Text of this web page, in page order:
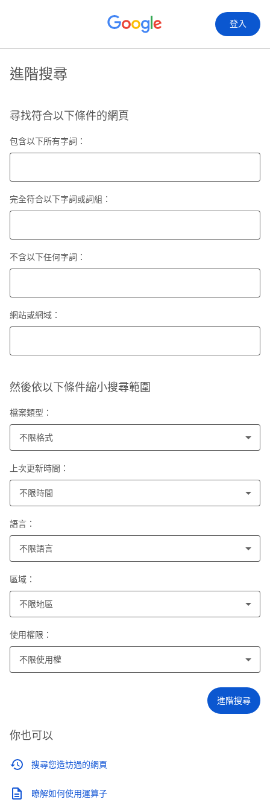
登入
進階搜尋
尋找符合以下條件的網頁
包含以下所有字詞：
完全符合以下字詞或詞組：
不含以下任何字詞：
網站或網域：
然後依以下條件縮小搜尋範圍
檔案類型：
不限格式
上次更新時間：
不限時間
語言：
不限語言
區域：
不限地區
使用權限：
不限使用權
進階搜尋
你也可以
搜尋您造訪過的網頁
瞭解如何使用運算子